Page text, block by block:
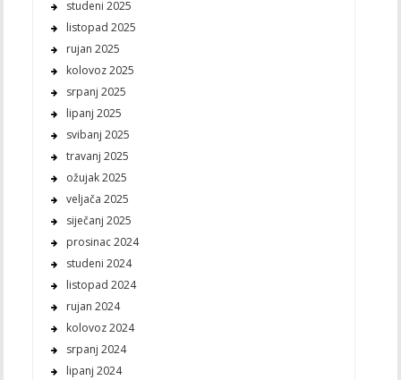
studeni 2025
listopad 2025
rujan 2025
kolovoz 2025
srpanj 2025
lipanj 2025
svibanj 2025
travanj 2025
ožujak 2025
veljača 2025
siječanj 2025
prosinac 2024
studeni 2024
listopad 2024
rujan 2024
kolovoz 2024
srpanj 2024
lipanj 2024